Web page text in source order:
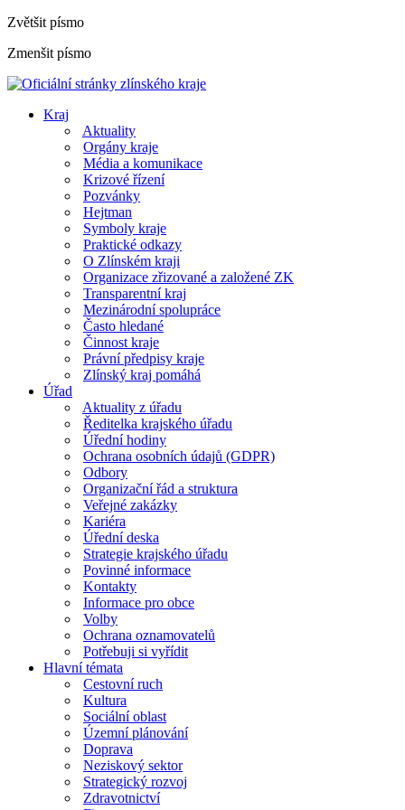
Zvětšit písmo
Zmenšit písmo
Kraj
Aktuality
Orgány kraje
Média a komunikace
Krizové řízení
Pozvánky
Hejtman
Symboly kraje
Praktické odkazy
O Zlínském kraji
Organizace zřizované a založené ZK
Transparentní kraj
Mezinárodní spolupráce
Často hledané
Činnost kraje
Právní předpisy kraje
Zlínský kraj pomáhá
Úřad
Aktuality z úřadu
Ředitelka krajského úřadu
Úřední hodiny
Ochrana osobních údajů (GDPR)
Odbory
Organizační řád a struktura
Veřejné zakázky
Kariéra
Úřední deska
Strategie krajského úřadu
Povinné informace
Kontakty
Informace pro obce
Volby
Ochrana oznamovatelů
Potřebuji si vyřídit
Hlavní témata
Cestovní ruch
Kultura
Sociální oblast
Územní plánování
Doprava
Neziskový sektor
Strategický rozvoj
Zdravotnictví